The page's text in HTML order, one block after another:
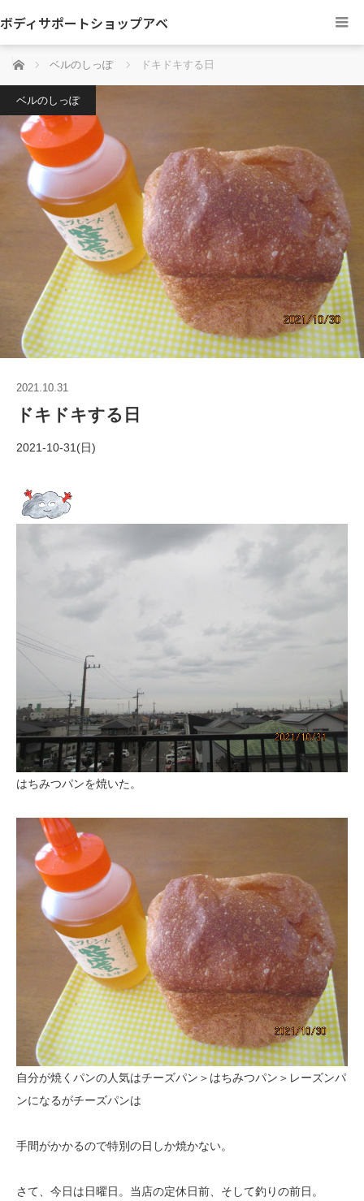
ボディサポートショップアベ
ホーム ベルのしっぽ ドキドキする日
ベルのしっぽ
2021.10.31
ドキドキする日
2021-10-31(日)
はちみつパンを焼いた。
自分が焼くパンの人気はチーズパン＞はちみつパン＞レーズンパ
ンになるがチーズパンは
手間がかかるので特別の日しか焼かない。
さて、今日は日曜日。当店の定休日前、そして釣りの前日。